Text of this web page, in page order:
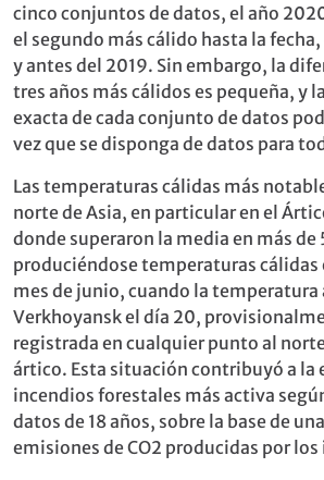
cinco conjuntos de datos, el año
el segundo más cálido hasta la
y antes del 2019. Sin embargo, la
tres años más cálidos es pequeña, y
exacta de cada conjunto de datos
vez que se disponga de datos para
Las temperaturas cálidas más
norte de Asia, en particular en el
donde superaron la media en más de
produciéndose temperaturas cálidas
mes de junio, cuando la temperatura
Verkhoyansk el día 20,
registrada en cualquier punto al
ártico. Esta situación contribuyó a la
incendios forestales más activa
datos de 18 años, sobre la base de
emisiones de CO2 producidas por